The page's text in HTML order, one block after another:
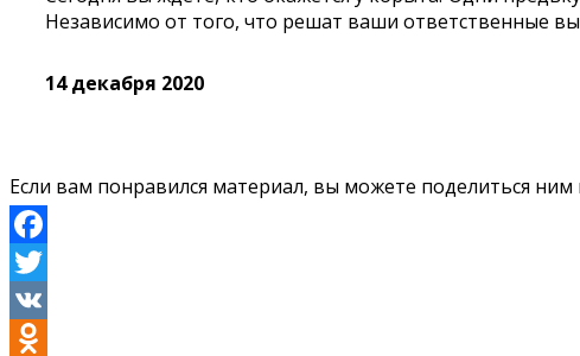
Независимо от того, что решат ваши ответственные
14 декабря 2020
Если вам понравился материал, вы можете поделиться ним
Facebook
Twitter
VK